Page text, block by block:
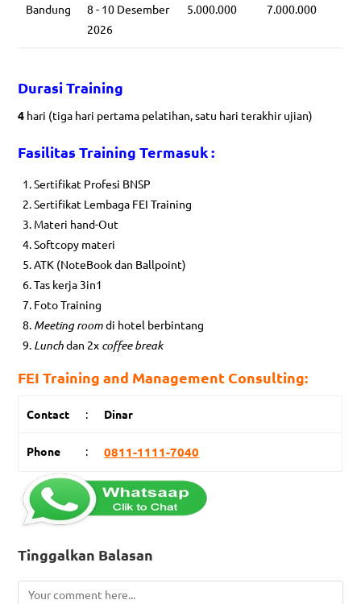
Bandung
8 - 10 Desember
2026
5.000.000 7.000.000
Durasi Training
4 hari (tiga hari pertama pelatihan, satu hari terakhir ujian)
Fasilitas Training Termasuk :
Sertifikat Profesi BNSP
Sertifikat Lembaga FEI Training
Materi hand-Out
Softcopy materi
ATK (NoteBook dan Ballpoint)
Tas kerja 3in1
Foto Training
Meeting roomdi hotel berbintang
Lunchdan 2x coffee break
FEI Training and Management Consulting:
Contact : Dinar
Phone : 0811-1111-7040
Tinggalkan Balasan